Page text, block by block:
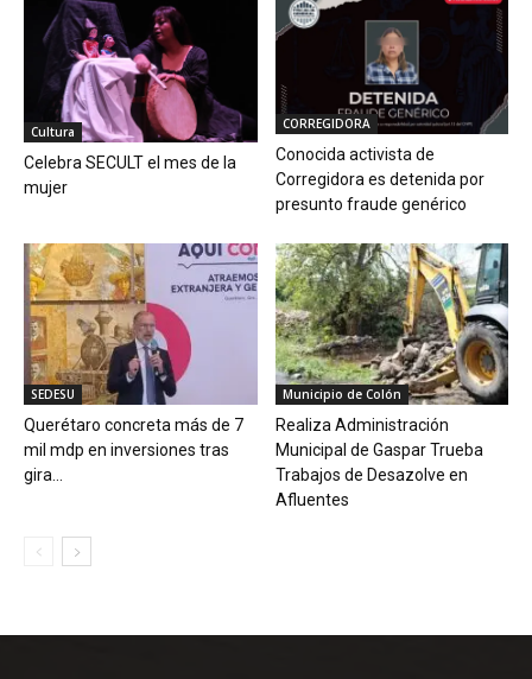
Cultura
Celebra SECULT el mes de la
mujer
CORREGIDORA
Conocida activista de
Corregidora es detenida por
presunto fraude genérico
SEDESU
Querétaro concreta más de 7
mil mdp en inversiones tras
gira...
Municipio de Colón
Realiza Administración
Municipal de Gaspar Trueba
Trabajos de Desazolve en
Afluentes